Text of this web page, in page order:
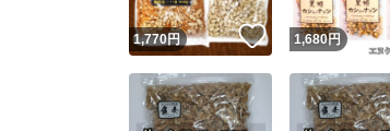
1,770円 いいね！
1,680円